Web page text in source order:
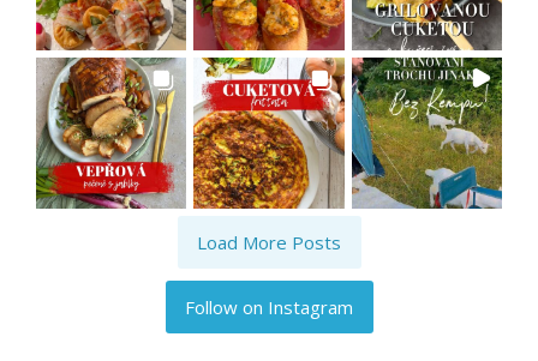
Load More Posts
Follow on Instagram